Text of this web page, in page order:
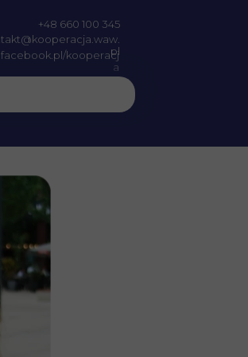
+48 660 100 345
pl
facebook.pl/kooperacj
a